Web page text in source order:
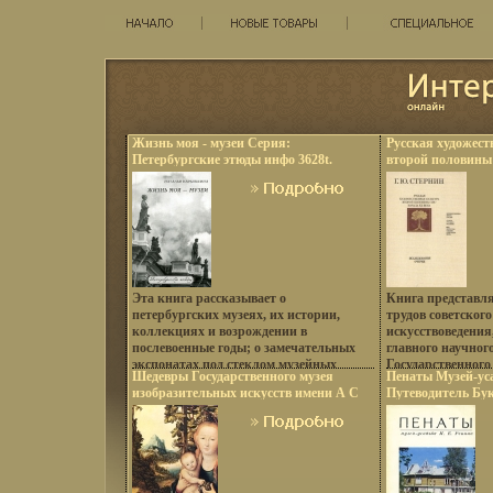
Жизнь моя - музеи Серия:
Петербургские этюды инфо 3628t.
Эта книга рассказывает о
петербургских музеях, их истории,
коллекциях и возрождении в
послевоенные годы; о замечательных
экспонатах под стеклом музейных
витрин, увлекательных музейных
легендах и преданиях, а гбщебвлавное
— о сотрудниках музеев, людях,
влюбленных в свою профессию Большое
внимание уделено и музейным
традициям, а ведь традиции это и есть
культура Книга обращена ко всем, кто
Шедевры Государственного музея
изобразительных искусств имени А С
Пушкина Букинистическое издание
Сохранность: Хорошая Издательство:
Советский художник, 1986 г Твердый
переплет, 144 стр Тираж: 25000 инфо
3631t.
Русская
второй
Исследования
Библиотека
3629t.
Книга
трудов
главного
различные
жизни России
начала XX века
Стернин.
Пенаты Музей-
Путеводитель
Сохранность:
Советский
Формат: 70x108/
3633t.